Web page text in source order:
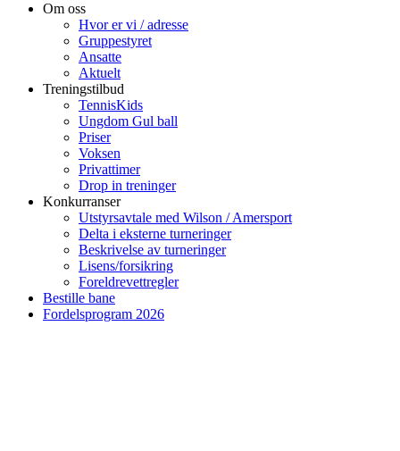
Om oss
Hvor er vi / adresse
Gruppestyret
Ansatte
Aktuelt
Treningstilbud
TennisKids
Ungdom Gul ball
Priser
Voksen
Privattimer
Drop in treninger
Konkurranser
Utstyrsavtale med Wilson / Amersport
Delta i eksterne turneringer
Beskrivelse av turneringer
Lisens/forsikring
Foreldrevettregler
Bestille bane
Fordelsprogram 2026